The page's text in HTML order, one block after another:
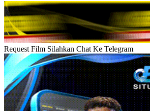
Request Film Silahkan Chat Ke Telegram